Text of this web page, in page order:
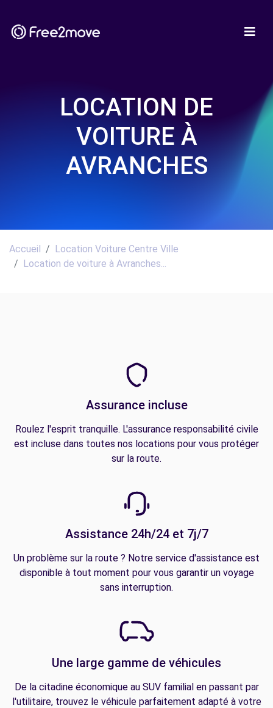
LOCATION DE
VOITURE À
AVRANCHES
Accueil
Location Voiture Centre Ville
Location de voiture à Avranches...
Assurance incluse
Roulez l'esprit tranquille. L'assurance responsabilité civile
est incluse dans toutes nos locations pour vous protéger
sur la route.
Assistance 24h/24 et 7j/7
Un problème sur la route ? Notre service d'assistance est
disponible à tout moment pour vous garantir un voyage
sans interruption.
Une large gamme de véhicules
De la citadine économique au SUV familial en passant par
l'utilitaire, trouvez le véhicule parfaitement adapté à votre